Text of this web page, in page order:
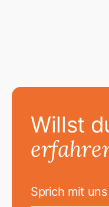
Willst
Sprich mit uns
Go to the